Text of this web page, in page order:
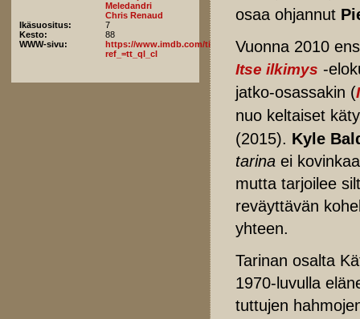
Meledandri
Chris Renaud
Ikäsuositus:
7
Kesto:
88
WWW-sivu:
https://www.imdb.com/title/tt5113044/fullcredits/?
ref_=tt_ql_cl
osaa ohjannut
Vuonna 2010
Itse ilkimys -
jatko-osassakin (
nuo keltaiset
(2015). Kyle
tarina ei
mutta tarjoilee
reväyttävän
yhteen.
Tarinan osalta
1970-luvulla
tuttujen